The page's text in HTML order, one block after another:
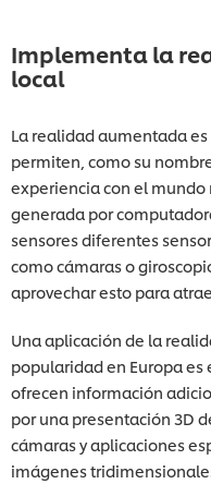
Implementa la
local
La realidad aumentada
permiten, como su
experiencia con el
generada por
sensores diferentes
como cámaras o
aprovechar esto para
Una aplicación de la
popularidad en Europa es
ofrecen información
por una presentación 3D
cámaras y aplicaciones
imágenes